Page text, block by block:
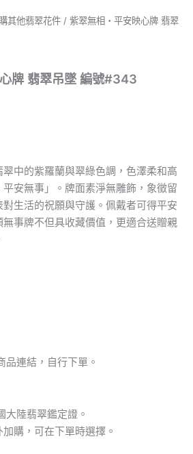
其他翡翠花件 / 紫翠無相・平安映心牌 翡翠
牌 翡翠吊墜 編號#343
中的紫羅蘭與翠綠色調，色澤柔和高
安無事」。牌面素淨無雕飾，象徵留
生活的祝願與守護。佩戴者可得平安
事牌不但具收藏價值，更適合送贈親
品連結，自行下單。
大陸翡翠鑑定證。
購，可在下單時選擇。